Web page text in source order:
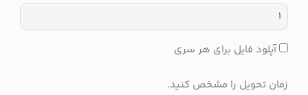
آپلود فایل برای هر سری
زمان تحویل را مشخص کنید.